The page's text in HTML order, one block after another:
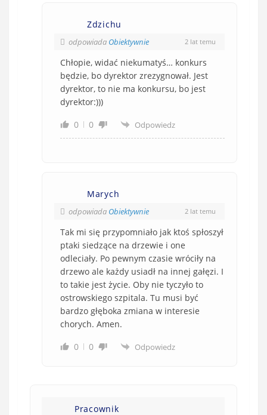
Zdzichu
odpowiada Obiektywnie 2 lat temu
Chłopie, widać niekumatyś… konkurs
będzie, bo dyrektor zrezygnował. Jest
dyrektor, to nie ma konkursu, bo jest
dyrektor:)))
0
0 Odpowiedz
Marych
odpowiada Obiektywnie 2 lat temu
Tak mi się przypomniało jak ktoś spłoszył
ptaki siedzące na drzewie i one
odleciały. Po pewnym czasie wróciły na
drzewo ale każdy usiadł na innej gałęzi. I
to takie jest życie. Oby nie tyczyło to
ostrowskiego szpitala. Tu musi być
bardzo głęboka zmiana w interesie
chorych. Amen.
0
0 Odpowiedz
Pracownik